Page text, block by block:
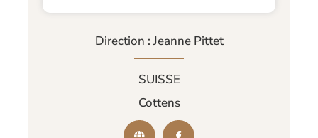
Direction : Jeanne Pittet
SUISSE
Cottens